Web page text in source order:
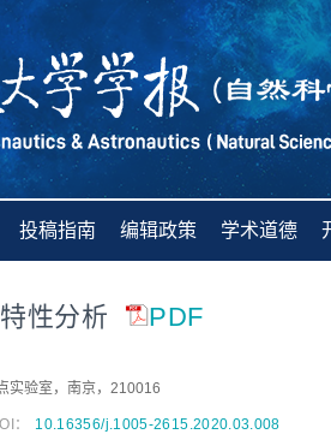
投稿指南 编辑政策 学术道德
性分析 PDF
实验室，南京，210016
： 10.16356/j.1005-2615.2020.03.008